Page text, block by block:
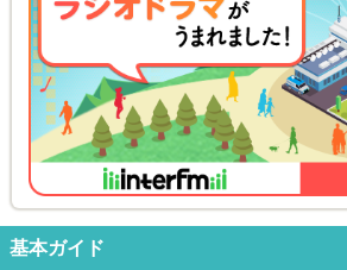
基本ガイド